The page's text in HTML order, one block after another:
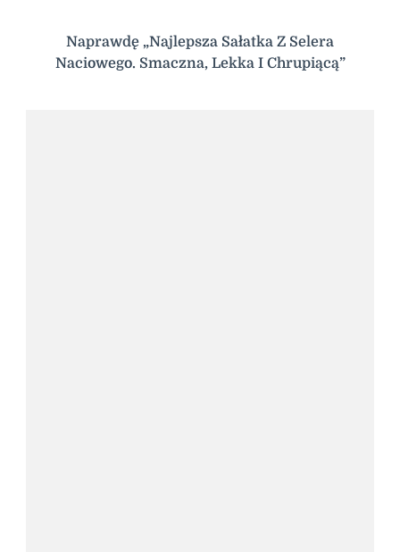
Naprawdę „Najlepsza Sałatka Z Selera
Naciowego. Smaczna, Lekka I Chrupiącą”